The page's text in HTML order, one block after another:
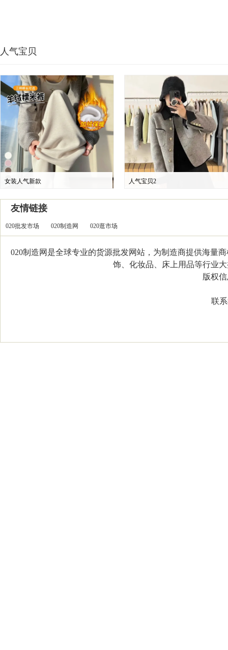
人气宝贝
女装人气新款 人气宝贝2
友情链接
020批发市场 020制造网 020逛市场
020制造网是全球专业的货源批发网站，为制造商提供海量
饰、化妆品、床上用品等行业
版权信
联